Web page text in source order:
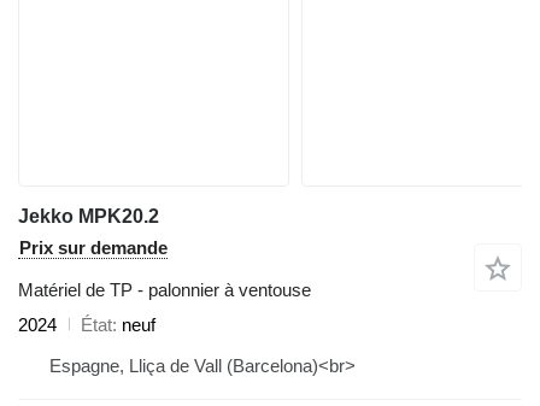
Jekko MPK20.2
Prix sur demande
Matériel de TP - palonnier à ventouse
2024
État neuf
Espagne, Lliça de Vall (Barcelona)<br>